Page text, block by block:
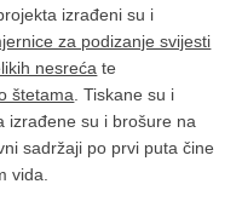
izrađeni su i
za podizanje svijesti
nesreća te
štetama . Tiskane su i
izrađene su i brošure na
sadržaji po prvi puta čine
vida.